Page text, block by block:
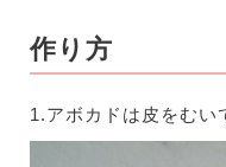
作り方
1.アボカドは皮をむい